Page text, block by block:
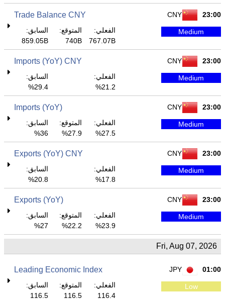
23:00
CNY
Trade Balance CNY
Medium
الفعلي:
767.07B
المتوقع:
740B
السابق:
859.05B
23:00
CNY
Imports (YoY) CNY
Medium
الفعلي:
21.2%
السابق:
29.4%
23:00
CNY
Imports (YoY)
Medium
الفعلي:
27.5%
المتوقع:
27.9%
السابق:
36%
23:00
CNY
Exports (YoY) CNY
Medium
الفعلي:
17.8%
السابق:
20.8%
23:00
CNY
Exports (YoY)
Medium
الفعلي:
23.9%
المتوقع:
22.2%
السابق:
27%
Fri, Aug 07, 2026
01:00
JPY
Leading Economic Index
Low
الفعلي:
116.4
المتوقع:
116.5
السابق:
116.5